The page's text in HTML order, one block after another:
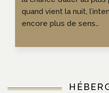
quand vient la nuit,
encore plus de sens…